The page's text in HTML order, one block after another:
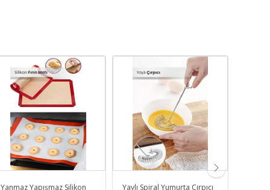
Yanmaz Yapışmaz Silikon
Yaylı Spiral Yumurta Çırpıcı